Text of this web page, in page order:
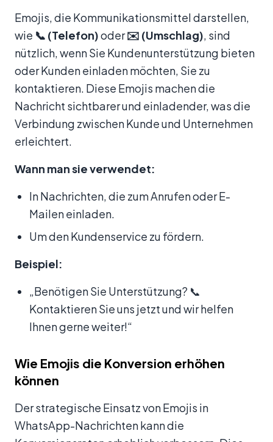
Emojis, die Kommunikationsmittel darstellen,
wie 📞 (Telefon)oder✉️ (Umschlag), sind
nützlich, wenn Sie Kundenunterstützung bieten
oder Kunden einladen möchten, Sie zu
kontaktieren. Diese Emojis machen die
Nachricht sichtbarer und einladender, was die
Verbindung zwischen Kunde und Unternehmen
erleichtert.
Wann man sie verwendet:
In Nachrichten, die zum Anrufen oder E-
Mailen einladen.
Um den Kundenservice zu fördern.
Beispiel:
„Benötigen Sie Unterstützung? 📞
Kontaktieren Sie uns jetzt und wir helfen
Ihnen gerne weiter!“
Wie Emojis die Konversion erhöhen
können
Der strategische Einsatz von Emojis in
WhatsApp-Nachrichten kann die